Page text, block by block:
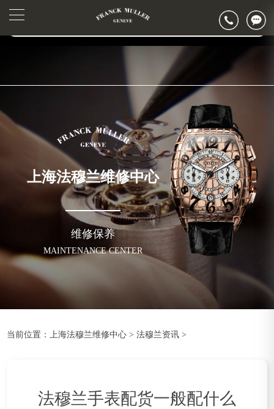
▲
▼
2026年6月法穆兰上海市售后服务网络优化升级公告
2026年6月上海市法穆兰官方售后客户服务热线：400-006-0073
节假日正常营业！
上海法穆兰维修中心
维修保养
MAINTENANCE CENTER
当前位置： 上海法穆兰维修中心 >法穆兰资讯 >
法穆兰手表配货一般配什么